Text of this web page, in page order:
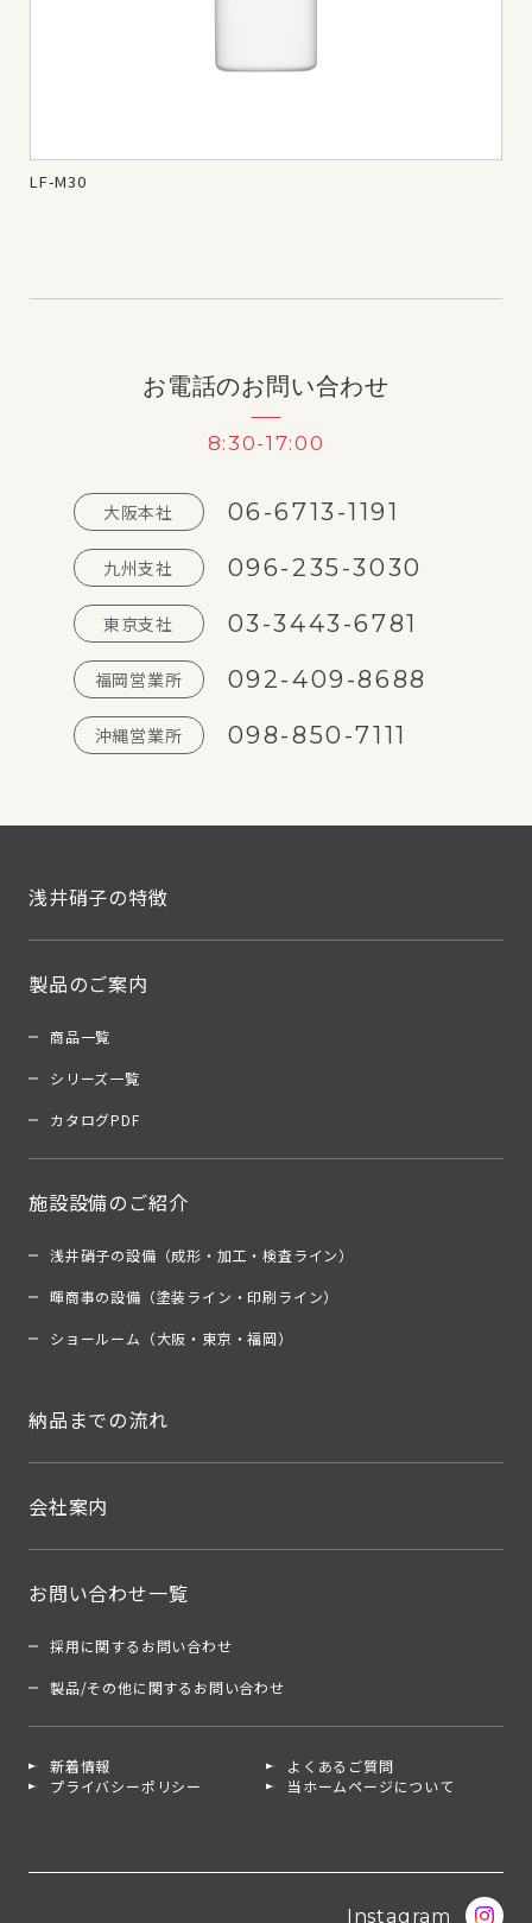
LF-M30
お電話のお問い合わせ
8:30-17:00
大阪本社 06-6713-1191
九州支社 096-235-3030
東京支社 03-3443-6781
福岡営業所 092-409-8688
沖縄営業所 098-850-7111
浅井硝子の特徴
製品のご案内
商品一覧
シリーズ一覧
カタログPDF
施設設備のご紹介
浅井硝子の設備（成形・加工・検査ライン）
暉商事の設備（塗装ライン・印刷ライン）
ショールーム（大阪・東京・福岡）
納品までの流れ
会社案内
お問い合わせ一覧
採用に関するお問い合わせ
製品/その他に関するお問い合わせ
新着情報
よくあるご質問
プライバシーポリシー
当ホームページについて
Instagram